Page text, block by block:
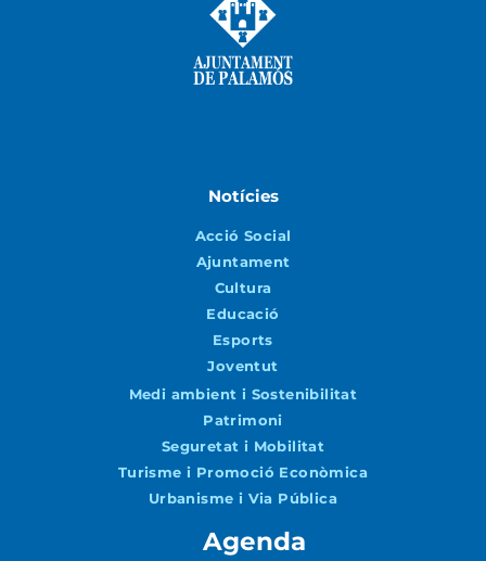
Notícies
Acció Social
Ajuntament
Cultura
Educació
Esports
Joventut
Medi ambient i Sostenibilitat
Patrimoni
Seguretat i Mobilitat
Turisme i Promoció Econòmica
Urbanisme i Via Pública
Agenda